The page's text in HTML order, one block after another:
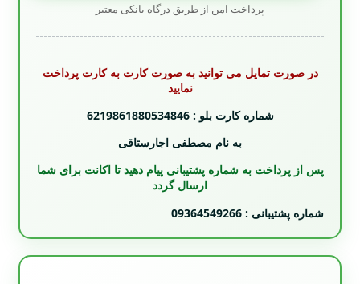
پرداخت امن از طریق درگاه بانکی معتبر
در صورت تمایل می توانید به صورت کارت به کارت پرداخت
نمایید
شماره کارت بلو : 6219861880534846
به نام مصطفی اجارستاقی
پس از پرداخت به شماره پشتیبانی پیام دهید تا اکانت برای شما
ارسال گردد
شماره پشتیبانی : 09364549266